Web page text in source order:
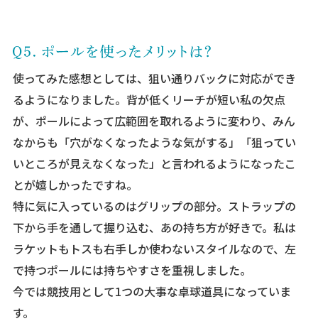
使ってみた感想としては、狙い通りバックに対応ができ
るようになりました。背が低くリーチが短い私の欠点
が、ポールによって広範囲を取れるように変わり、みん
なからも「穴がなくなったような気がする」「狙ってい
いところが見えなくなった」と言われるようになったこ
とが嬉しかったですね。
特に気に入っているのはグリップの部分。ストラップの
下から手を通して握り込む、あの持ち方が好きで。私は
ラケットもトスも右手しか使わないスタイルなので、左
で持つポールには持ちやすさを重視しました。
今では競技用として1つの大事な卓球道具になっていま
す。